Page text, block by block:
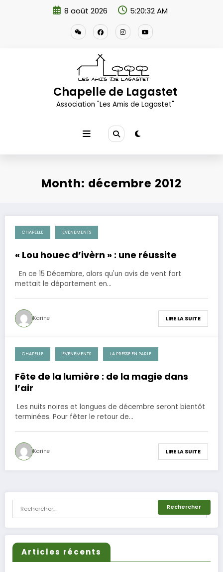
8 août 2026 5:20:32 AM
Chapelle de Lagastet
Association "Les Amis de Lagastet"
Month: décembre 2012
18 décembre 2012
CHAPELLE EVENEMENTS
« Lou houec d’ivèrn » : une réussite
En ce 15 Décembre, alors qu'un avis de vent fort
mettait le département en…
Karine LIRE LA SUITE
14 décembre 2012
CHAPELLE EVENEMENTS LA PRESSE EN PARLE
Fête de la lumière : de la magie dans
l’air
Les nuits noires et longues de décembre seront bientôt
terminées. Pour fêter le retour de…
Karine LIRE LA SUITE
Articles récents